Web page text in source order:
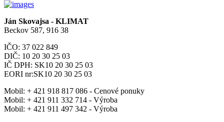
Ján Skovajsa - KLIMAT
Beckov 587, 916 38
IČO: 37 022 849
DIČ: 10 20 30 25 03
IČ DPH: SK10 20 30 25 03
EORI nr:SK10 20 30 25 03
Mobil: + 421 918 817 086 - Cenové ponuky
Mobil: + 421 911 332 714 - Výroba
Mobil: + 421 911 497 342 - Výroba